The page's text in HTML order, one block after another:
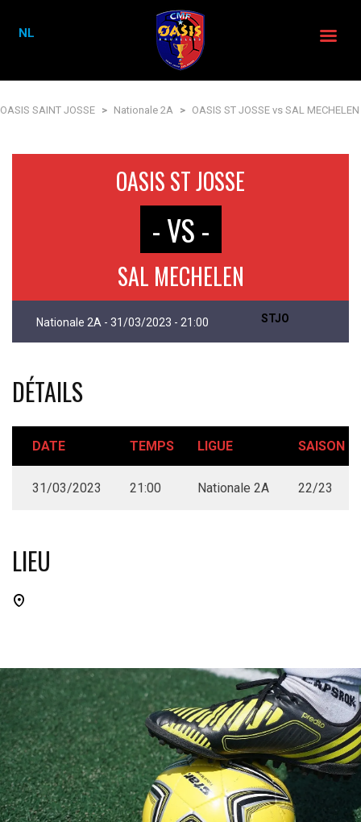
OASIS SAINT JOSSE > Nationale 2A > OASIS ST JOSSE vs SAL MECHELEN
OASIS ST JOSSE
- VS -
SAL MECHELEN
Nationale 2A - 31/03/2023 - 21:00 STJO
DÉTAILS
DATE TEMPS LIGUE SAISON
31/03/2023 21:00 Nationale 2A 22/23
LIEU
NL